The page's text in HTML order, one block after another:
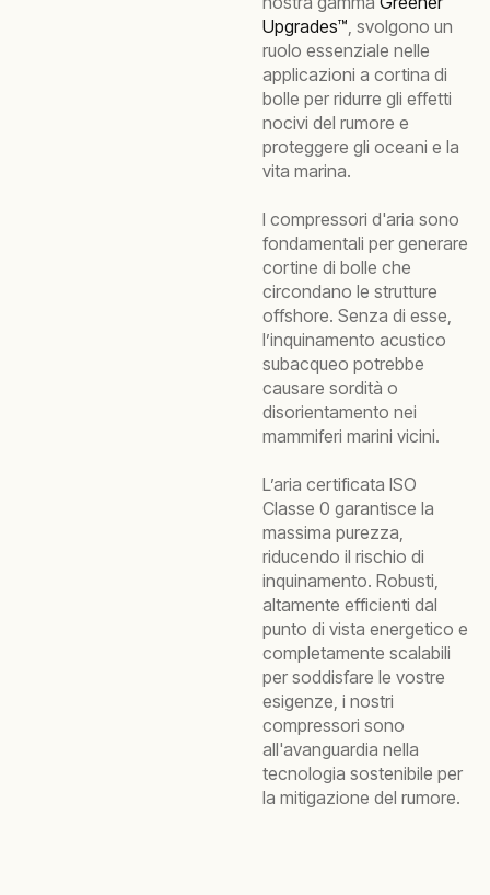
Upgrades™, svolgono un
ruolo essenziale nelle
applicazioni a cortina di
bolle per ridurre gli effetti
nocivi del rumore e
proteggere gli oceani e la
vita marina.
I compressori d'aria sono
fondamentali per generare
cortine di bolle che
circondano le strutture
offshore. Senza di esse,
l’inquinamento acustico
subacqueo potrebbe
causare sordità o
disorientamento nei
mammiferi marini vicini.
L’aria certificata ISO
Classe 0 garantisce la
massima purezza,
riducendo il rischio di
inquinamento. Robusti,
altamente efficienti dal
punto di vista energetico e
completamente scalabili
per soddisfare le vostre
esigenze, i nostri
compressori sono
all'avanguardia nella
tecnologia sostenibile per
la mitigazione del rumore.